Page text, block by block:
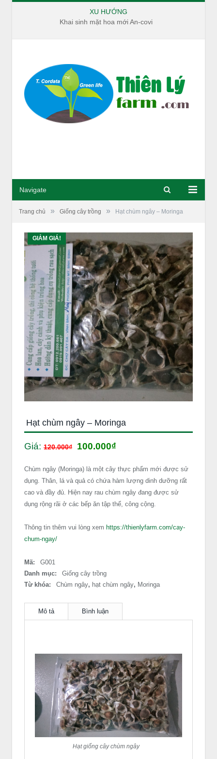
XU HƯỚNG
Khai sinh mặt hoa mới An-covi
Navigate
Trang chủ » Giống cây trồng » Hạt chùm ngây – Moringa
GIẢM GIÁ!
Hạt chùm ngây – Moringa
Giá: 120.000₫ 100.000₫
Chùm ngây (Moringa) là một cây thực phẩm mới được sử
dụng. Thân, lá và quả có chứa hàm lượng dinh dưỡng rất
cao và đầy đủ. Hiện nay rau chùm ngây đang được sử
dụng rộng rãi ở các bếp ăn tập thể, công cộng.
Thông tin thêm vui lòng xem https://thienlyfarm.com/cay-
chum-ngay/
Mã:
G001
Danh mục:
Giống cây trồng
Từ khóa:
Chùm ngây, hạt chùm ngây, Moringa
Mô tả Bình luận
Hạt giống cây chùm ngây